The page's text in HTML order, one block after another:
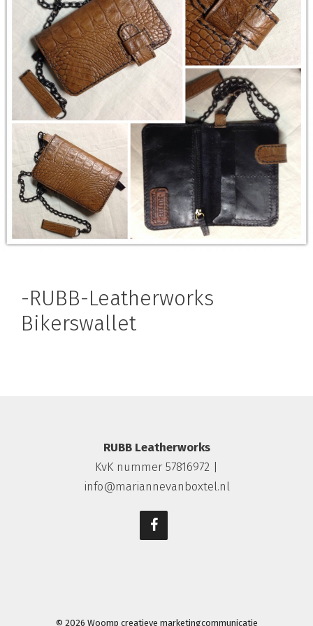
-RUBB-Leatherworks
Bikerswallet
RUBB Leatherworks
KvK nummer 57816972 |
info@mariannevanboxtel.nl
© 2026 Woomp creatieve marketingcommunicatie